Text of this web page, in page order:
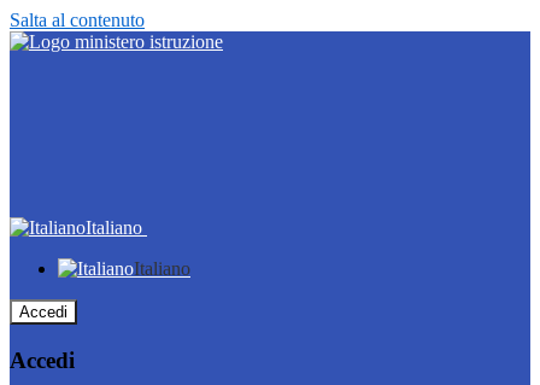
Salta al contenuto
Italiano
Italiano
Accedi
Accedi